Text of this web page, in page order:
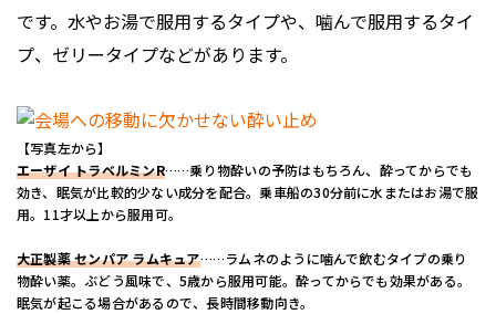
です。水やお湯で服用するタイプや、噛んで服用するタイ
プ、ゼリータイプなどがあります。
【写真左から】
エーザイ トラベルミンR……乗り物酔いの予防はもちろん、酔ってからでも
効き、眠気が比較的少ない成分を配合。乗車船の30分前に水またはお湯で服
用。11才以上から服用可。
大正製薬 センパア ラムキュア……ラムネのように噛んで飲むタイプの乗り
物酔い薬。ぶどう風味で、5歳から服用可能。酔ってからでも効果がある。
眠気が起こる場合があるので、長時間移動向き。